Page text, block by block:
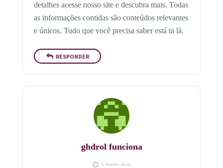
detalhes acesse nosso site e descubra mais. Todas
as informações contidas são conteúdos relevantes
e únicos. Tudo que você precisa saber está ta lá.
RESPONDER
ghdrol funciona
5 meses atrás